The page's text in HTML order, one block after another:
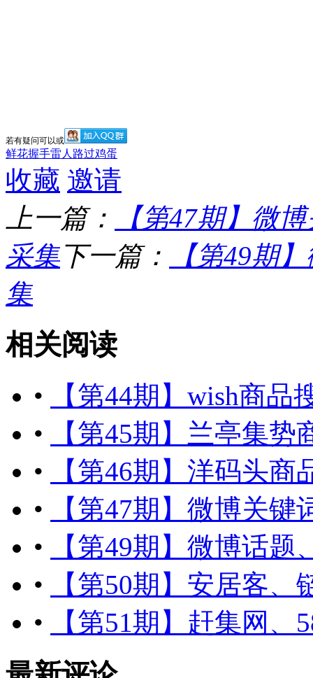
若有疑问可以或
鲜花握手雷人 路过鸡蛋
收藏 邀请
上一篇：
【第47期】微
采集下一篇：
【第49期
集
相关阅读
•
【第44期】wish商
•
【第45期】兰亭集
•
【第46期】洋码头
•
【第47期】微博关
•
【第49期】微博话
•
【第50期】安居客
•
【第51期】赶集网